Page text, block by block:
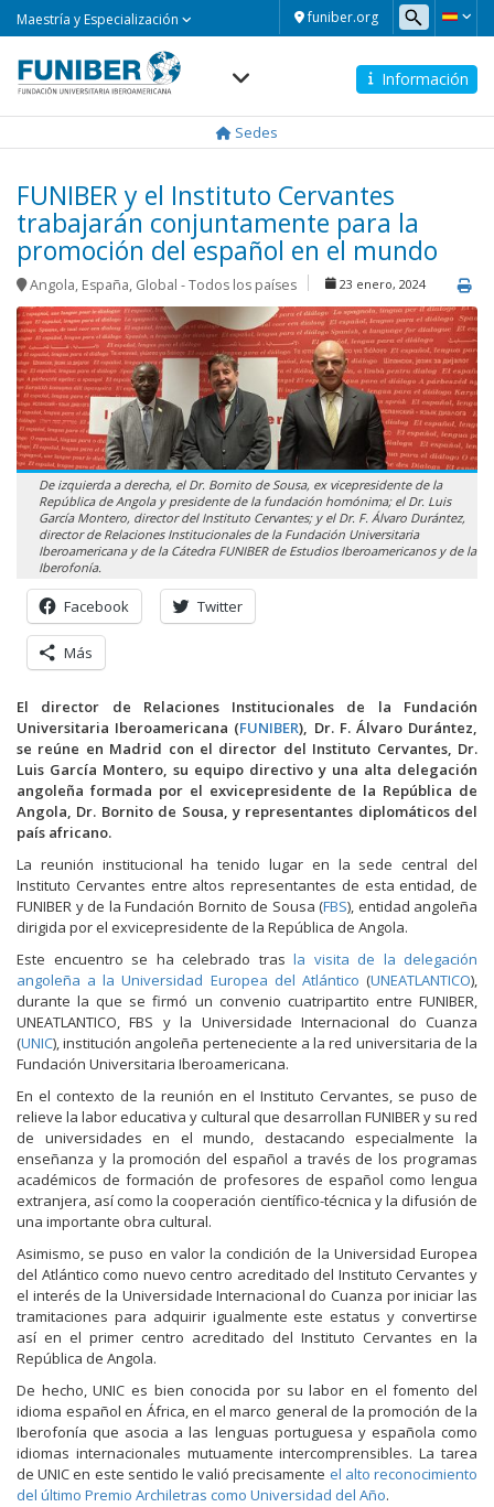
funiber.org
Maestría y Especialización
Información
Sedes
FUNIBER y el Instituto Cervantes
trabajarán conjuntamente para la
promoción del español en el mundo
Angola, España, Global - Todos los países 23 enero, 2024
De izquierda a derecha, el Dr. Bornito de Sousa, ex vicepresidente de la
República de Angola y presidente de la fundación homónima; el Dr. Luis
García Montero, director del Instituto Cervantes; y el Dr. F. Álvaro Durántez,
director de Relaciones Institucionales de la Fundación Universitaria
Iberoamericana y de la Cátedra FUNIBER de Estudios Iberoamericanos y de la
Iberofonía.
Facebook Twitter
Más
El director de Relaciones Institucionales de la Fundación
Universitaria Iberoamericana (FUNIBER), Dr. F. Álvaro Durántez,
se reúne en Madrid con el director del Instituto Cervantes, Dr.
Luis García Montero, su equipo directivo y una alta delegación
angoleña formada por el exvicepresidente de la República de
Angola, Dr. Bornito de Sousa, y representantes diplomáticos del
país africano.
La reunión institucional ha tenido lugar en la sede central del
Instituto Cervantes entre altos representantes de esta entidad, de
FUNIBER y de la Fundación Bornito de Sousa (FBS), entidad angoleña
dirigida por el exvicepresidente de la República de Angola.
Este encuentro se ha celebrado tras la visita de la delegación
angoleña a la Universidad Europea del Atlántico (UNEATLANTICO),
durante la que se firmó un convenio cuatripartito entre FUNIBER,
UNEATLANTICO, FBS y la Universidade Internacional do Cuanza
(UNIC), institución angoleña perteneciente a la red universitaria de la
Fundación Universitaria Iberoamericana.
En el contexto de la reunión en el Instituto Cervantes, se puso de
relieve la labor educativa y cultural que desarrollan FUNIBER y su red
de universidades en el mundo, destacando especialmente la
enseñanza y la promoción del español a través de los programas
académicos de formación de profesores de español como lengua
extranjera, así como la cooperación científico-técnica y la difusión de
una importante obra cultural.
Asimismo, se puso en valor la condición de la Universidad Europea
del Atlántico como nuevo centro acreditado del Instituto Cervantes y
el interés de la Universidade Internacional do Cuanza por iniciar las
tramitaciones para adquirir igualmente este estatus y convertirse
así en el primer centro acreditado del Instituto Cervantes en la
República de Angola.
De hecho, UNIC es bien conocida por su labor en el fomento del
idioma español en África, en el marco general de la promoción de la
Iberofonía que asocia a las lenguas portuguesa y española como
idiomas internacionales mutuamente intercomprensibles. La tarea
de UNIC en este sentido le valió precisamente el alto reconocimiento
del último Premio Archiletras como Universidad del Año.